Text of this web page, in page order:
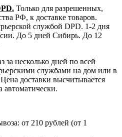
Только для разрешенных,
РФ, к доставке товаров.
службой DPD. 1-2 дня
До 5 дней Сибирь. До 12
несколько дней по всей
службами на дом или в
доставки высчитывается
автоматически.
от 210 рублей (от 1